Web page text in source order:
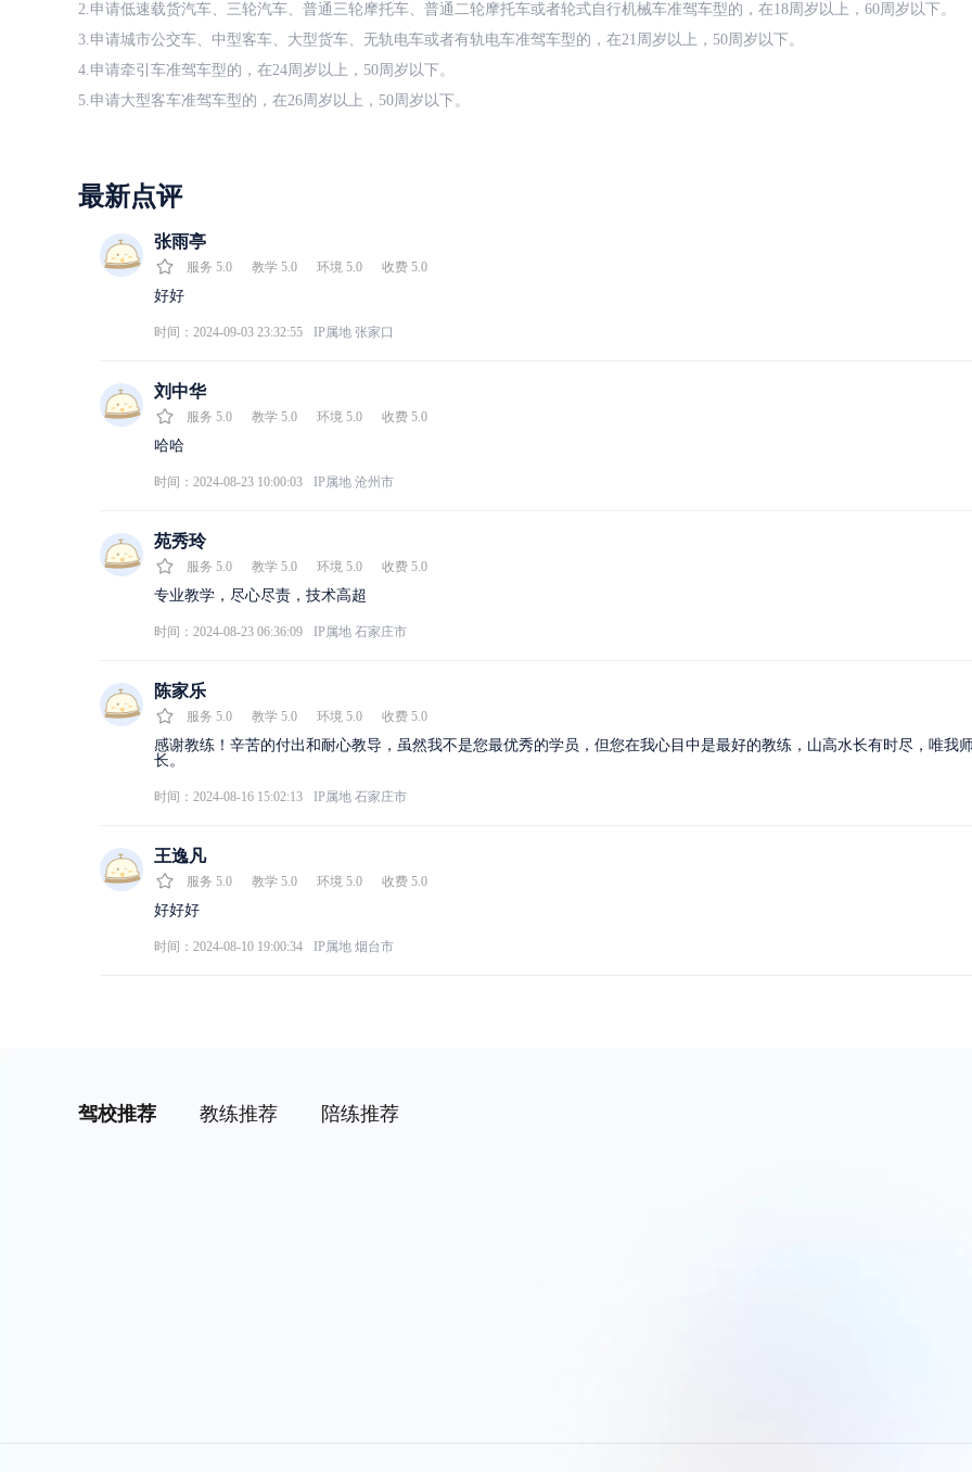
2.申请低速载货汽车、三轮汽车、普通三轮摩托车、普通二轮摩托车或者轮式自行机械车准驾车型的，在18周岁以上，60周岁以下。
3.申请城市公交车、中型客车、大型货车、无轨电车或者有轨电车准驾车型的，在21周岁以上，50周岁以下。
4.申请牵引车准驾车型的，在24周岁以上，50周岁以下。
5.申请大型客车准驾车型的，在26周岁以上，50周岁以下。
最新点评
张雨亭
服务 5.0 教学 5.0 环境 5.0 收费 5.0
好好
时间：2024-09-03 23:32:55 IP属地 张家口
刘中华
服务 5.0 教学 5.0 环境 5.0 收费 5.0
哈哈
时间：2024-08-23 10:00:03 IP属地 沧州市
苑秀玲
服务 5.0 教学 5.0 环境 5.0 收费 5.0
专业教学，尽心尽责，技术高超
时间：2024-08-23 06:36:09 IP属地 石家庄市
陈家乐
服务 5.0 教学 5.0 环境 5.0 收费 5.0
感谢教练！辛苦的付出和耐心教导，虽然我不是您最优秀的学员，但您在我心目中是最好的教练，山高水长有时尽，唯我
长。
时间：2024-08-16 15:02:13 IP属地 石家庄市
王逸凡
服务 5.0 教学 5.0 环境 5.0 收费 5.0
好好好
时间：2024-08-10 19:00:34 IP属地 烟台市
驾校推荐 教练推荐 陪练推荐